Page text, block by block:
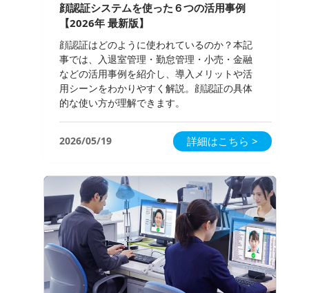
顔認証システムを使った６つの活用事例
【2026年 最新版】
顔認証はどのように使われているのか？本記
事では、入退室管理・勤怠管理・小売・金融
などの活用事例を紹介し、導入メリットや活
用シーンをわかりやすく解説。顔認証の具体
的な使い方が理解できます。
2026/05/19 詳細はこちら >